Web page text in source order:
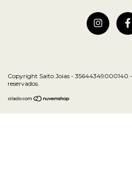
Copyright Saito Joias - 35644349000140 -
reservados.